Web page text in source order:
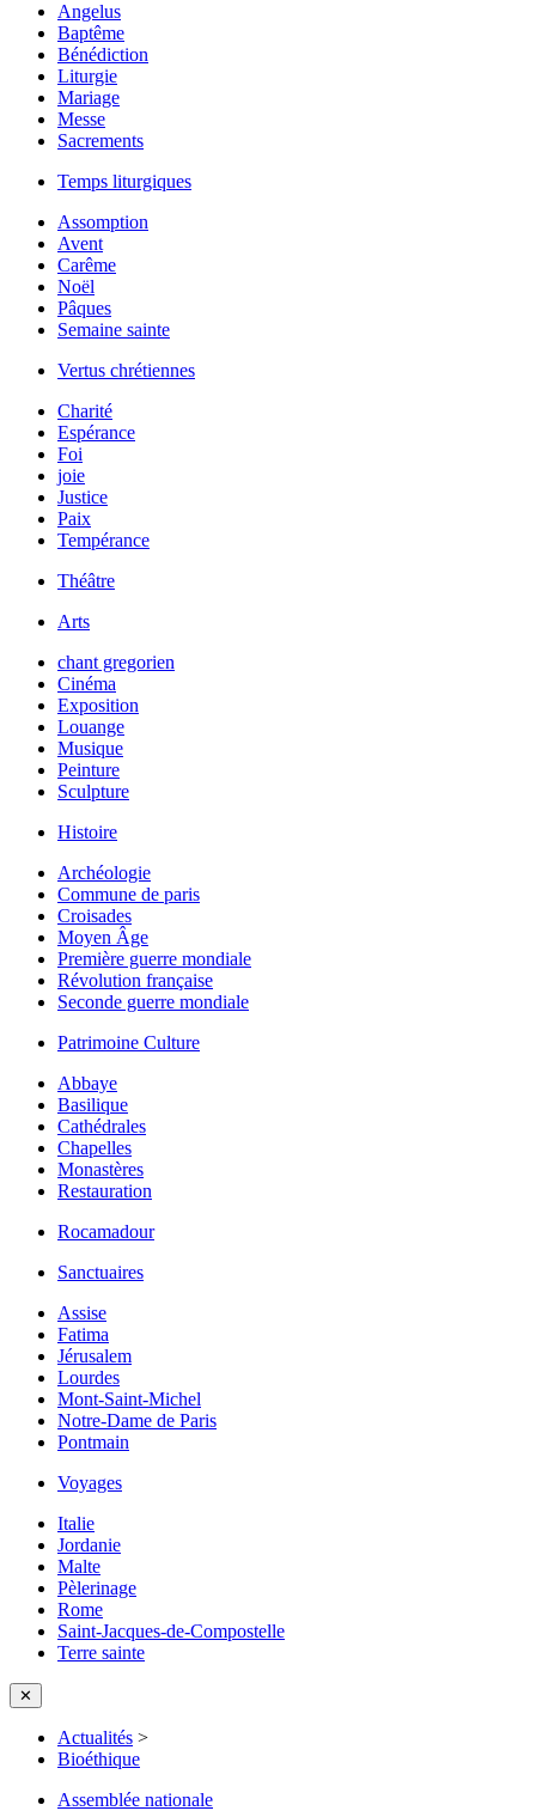
Angelus
Baptême
Bénédiction
Liturgie
Mariage
Messe
Sacrements
Temps liturgiques
Assomption
Avent
Carême
Noël
Pâques
Semaine sainte
Vertus chrétiennes
Charité
Espérance
Foi
joie
Justice
Paix
Tempérance
Théâtre
Arts
chant gregorien
Cinéma
Exposition
Louange
Musique
Peinture
Sculpture
Histoire
Archéologie
Commune de paris
Croisades
Moyen Âge
Première guerre mondiale
Révolution française
Seconde guerre mondiale
Patrimoine Culture
Abbaye
Basilique
Cathédrales
Chapelles
Monastères
Restauration
Rocamadour
Sanctuaires
Assise
Fatima
Jérusalem
Lourdes
Mont-Saint-Michel
Notre-Dame de Paris
Pontmain
Voyages
Italie
Jordanie
Malte
Pèlerinage
Rome
Saint-Jacques-de-Compostelle
Terre sainte
✕
Actualités >
Bioéthique
Assemblée nationale